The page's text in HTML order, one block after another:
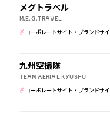
メグトラベル
M.E.G.TRAVEL
コーポレートサイト・ブランドサ
九州空撮隊
TEAM AERIAL KYUSHU
コーポレートサイト・ブランドサ